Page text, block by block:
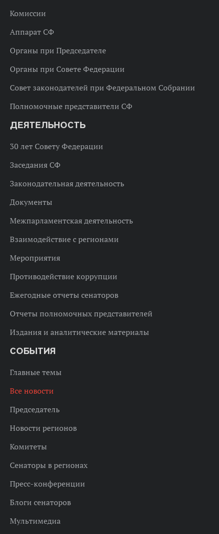
Комиссии
Аппарат СФ
Органы при Председателе
Органы при Совете Федерации
Совет законодателей при Федеральном Собрании
Полномочные представители СФ
ДЕЯТЕЛЬНОСТЬ
30 лет Совету Федерации
Заседания СФ
Законодательная деятельность
Документы
Межпарламентская деятельность
Взаимодействие с регионами
Мероприятия
Противодействие коррупции
Ежегодные отчеты сенаторов
Отчеты полномочных представителей
Издания и аналитические материалы
СОБЫТИЯ
Главные темы
Все новости
Председатель
Новости регионов
Комитеты
Сенаторы в регионах
Пресс-конференции
Блоги сенаторов
Мультимедиа